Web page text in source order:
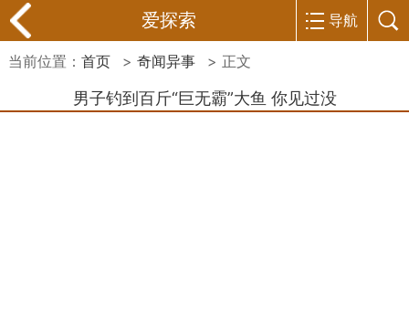
爱探索 导航
当前位置： 首页 > 奇闻异事 > 正文
男子钓到百斤“巨无霸”大鱼 你见过没